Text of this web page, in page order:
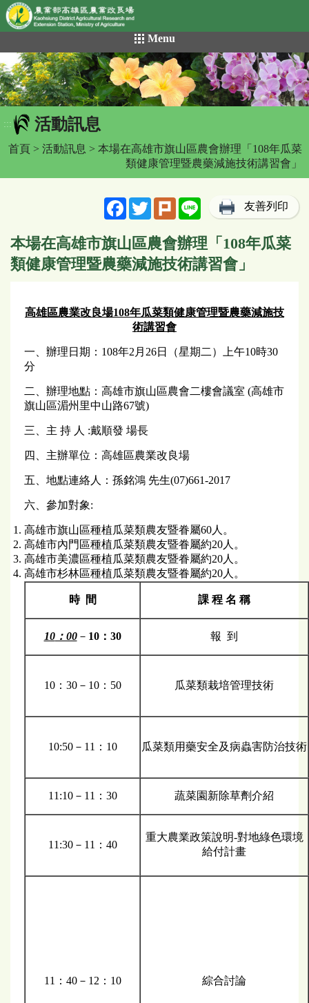
網頁置頂
到
主
要
內
容
區
Menu
::: 活動訊息
首頁 > 活動訊息 > 本場在高雄市旗山區農會辦理「108年瓜菜
類健康管理暨農藥減施技術講習會」
FacebookTwitterPlurk Line 友善列印
本場在高雄市旗山區農會辦理「108年瓜菜
類健康管理暨農藥減施技術講習會」
高雄區農業改良場108年瓜菜類健康管理暨農藥減施技
術講習會
一、辦理日期：108年2月26日（星期二）上午10時30
分
二、辦理地點：高雄市旗山區農會二樓會議室 (高雄市
旗山區湄州里中山路67號)
三、主 持 人 :戴順發 場長
四、主辦單位：高雄區農業改良場
五、地點連絡人：孫銘鴻 先生(07)661-2017
六、參加對象:
高雄市旗山區種植瓜菜類農友暨眷屬60人。
高雄市內門區種植瓜菜類農友暨眷屬約20人。
高雄市美濃區種植瓜菜類農友暨眷屬約20人。
高雄市杉林區種植瓜菜類農友暨眷屬約20人。
時 間 課 程 名 稱
10：00－ 10：30 報 到
10：30－10：50 瓜菜類栽培管理技術
10:50－11：10 瓜菜類用藥安全及病蟲害防治技術
11:10－11：30 蔬菜園新除草劑介紹
11:30－11：40
重大農業政策說明-對地綠色環境
給付計畫
11：40－12：10 綜合討論